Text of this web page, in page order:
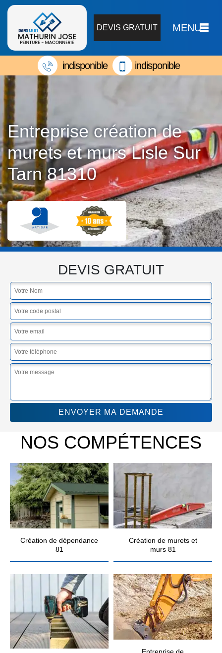
DEVIS GRATUIT MENU
indisponible indisponible
Entreprise création de
murets et murs Lisle Sur
Tarn 81310
DEVIS GRATUIT
NOS COMPÉTENCES
Création de dépendance
81
Création de murets et
murs 81